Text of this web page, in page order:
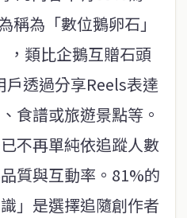
稱為「數位鵝卵石」
，類比企鵝互贈石頭
透過分享Reels表達
食譜或旅遊景點等。
不再單純依追蹤人數
質與互動率。81%的
」是選擇追隨創作者